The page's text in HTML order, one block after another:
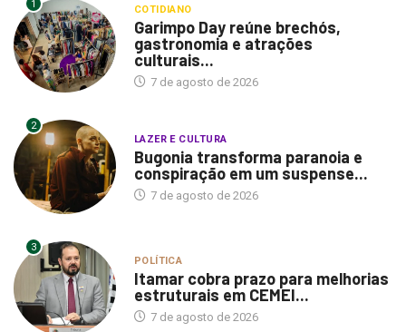
1 COTIDIANO
Garimpo Day reúne brechós,
gastronomia e atrações
culturais...
7 de agosto de 2026
2
LAZER E CULTURA
Bugonia transforma paranoia e
conspiração em um suspense...
7 de agosto de 2026
3
POLÍTICA
Itamar cobra prazo para melhorias
estruturais em CEMEI...
7 de agosto de 2026